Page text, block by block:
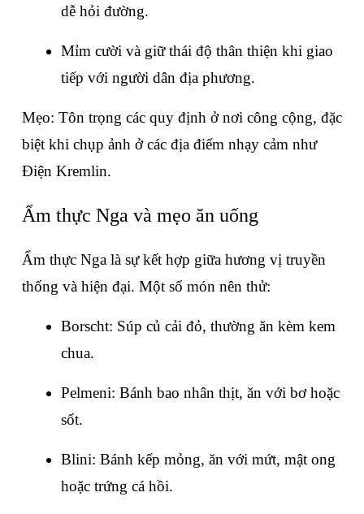
dễ hỏi đường.
Mỉm cười và giữ thái độ thân thiện khi giao
tiếp với người dân địa phương.
Mẹo: Tôn trọng các quy định ở nơi công cộng, đặc
biệt khi chụp ảnh ở các địa điểm nhạy cảm như
Điện Kremlin.
Ẩm thực Nga và mẹo ăn uống
Ẩm thực Nga là sự kết hợp giữa hương vị truyền
thống và hiện đại. Một số món nên thử:
Borscht: Súp củ cải đỏ, thường ăn kèm kem
chua.
Pelmeni: Bánh bao nhân thịt, ăn với bơ hoặc
sốt.
Blini: Bánh kếp mỏng, ăn với mứt, mật ong
hoặc trứng cá hồi.